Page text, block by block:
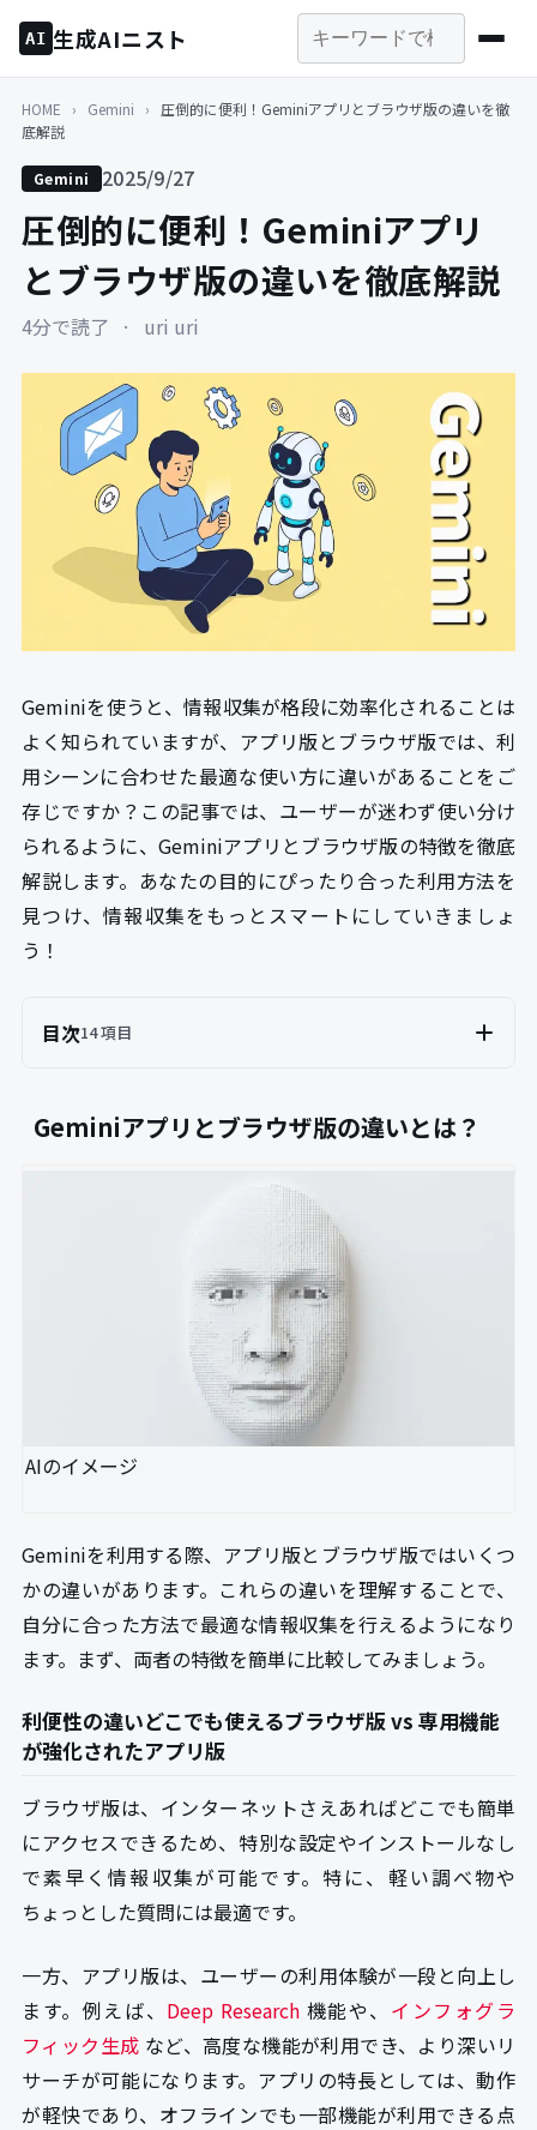
AI 生成AIニスト
HOME › Gemini ›
圧倒的に便利！Geminiアプリとブラウザ版の違いを徹
底解説
Gemini 2025/9/27
圧倒的に便利！Geminiアプリ
とブラウザ版の違いを徹底解説
4分で読了 · uri uri
Geminiを使うと、情報収集が格段に効率化されることは
よく知られていますが、アプリ版とブラウザ版では、利
用シーンに合わせた最適な使い方に違いがあることをご
存じですか？この記事では、ユーザーが迷わず使い分け
られるように、Geminiアプリとブラウザ版の特徴を徹底
解説します。あなたの目的にぴったり合った利用方法を
見つけ、情報収集をもっとスマートにしていきましょ
う！
目次14 項目
Geminiアプリとブラウザ版の違いとは？
AIのイメージ
Geminiを利用する際、アプリ版とブラウザ版ではいくつ
かの違いがあります。これらの違いを理解することで、
自分に合った方法で最適な情報収集を行えるようになり
ます。まず、両者の特徴を簡単に比較してみましょう。
利便性の違いどこでも使えるブラウザ版 vs 専用機能
が強化されたアプリ版
ブラウザ版は、インターネットさえあればどこでも簡単
にアクセスできるため、特別な設定やインストールなし
で素早く情報収集が可能です。特に、軽い調べ物や
ちょっとした質問には最適です。
一方、アプリ版は、ユーザーの利用体験が一段と向上し
ます。例えば、 Deep Research機能や、 インフォグラ
フィック生成 など、高度な機能が利用でき、より深いリ
サーチが可能になります。アプリの特長としては、動作
が軽快であり、オフラインでも一部機能が利用できる点